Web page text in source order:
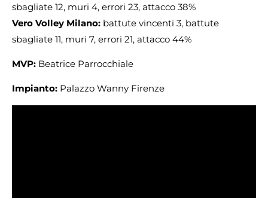
sbagliate 12, muri 4, errori 23, attacco 38%
Vero Volley Milano: battute vincenti 3, battute
sbagliate 11, muri 7, errori 21, attacco 44%
MVP: Beatrice Parrocchiale
Impianto: Palazzo Wanny Firenze